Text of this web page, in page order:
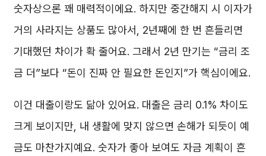
숫자상으론 꽤 매력적이에요. 하지만 중간해지 시 이자가
거의 사라지는 상품도 많아서, 2년째에 한 번 흔들리면
기대했던 차이가 확 줄어요. 그래서 2년 만기는 “금리 조
금 더”보다 “돈이 진짜 안 필요한 돈인지”가 핵심이에요.
이건 대출이랑도 닮아 있어요. 대출은 금리 0.1% 차이도
크게 보이지만, 내 생활에 맞지 않으면 손해가 되듯이 예
금도 마찬가지예요. 숫자가 좋아 보여도 자금 계획이 흔